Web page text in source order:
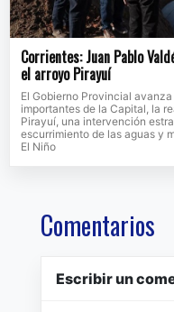
Corrientes: Juan Pablo
el arroyo Pirayuí
El Gobierno Provincial
importantes de la Capital, la
Pirayuí, una intervención
escurrimiento de las aguas y
El Niño
Comentarios
Escribir un